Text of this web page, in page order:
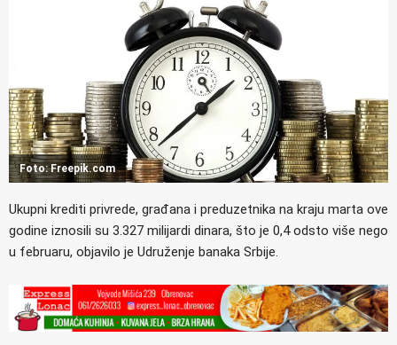
Foto: Freepik.com
Ukupni krediti privrede, građana i preduzetnika na kraju marta ove
godine iznosili su 3.327 milijardi dinara, što je 0,4 odsto više nego
u februaru, objavilo je Udruženje banaka Srbije.